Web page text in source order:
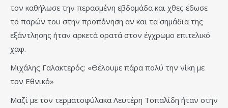
τον καθήλωσε την περασμένη εβδομάδα και χθες έδωσε
το παρών του στην προπόνηση αν και τα σημάδια της
εξάντλησης ήταν αρκετά ορατά στον έγχρωμο επιτελικό
χαφ.
Μιχάλης Γαλακτερός: «Θέλουμε πάρα πολύ την νίκη με
τον Εθνικό»
Μαζί με τον τερματοφύλακα Λευτέρη Τοπαλίδη ήταν στην